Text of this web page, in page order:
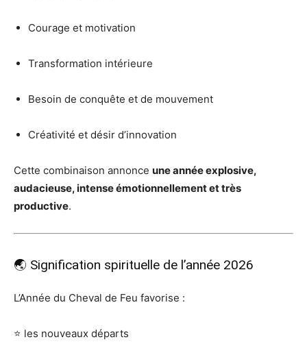
Courage et motivation
Transformation intérieure
Besoin de conquête et de mouvement
Créativité et désir d’innovation
Cette combinaison annonce une année explosive,
audacieuse, intense émotionnellement et très
productive.
🌏 Signification spirituelle de l’année 2026
L’Année du Cheval de Feu favorise :
⭐ les nouveaux départs